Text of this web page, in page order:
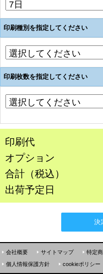
印刷種別を指定してください
印刷枚数を指定してください
印刷代
オプション
合計（税込）
出荷予定日
決
会社概要 サイトマップ 特定
個人情報保護方針
cookieポリシー